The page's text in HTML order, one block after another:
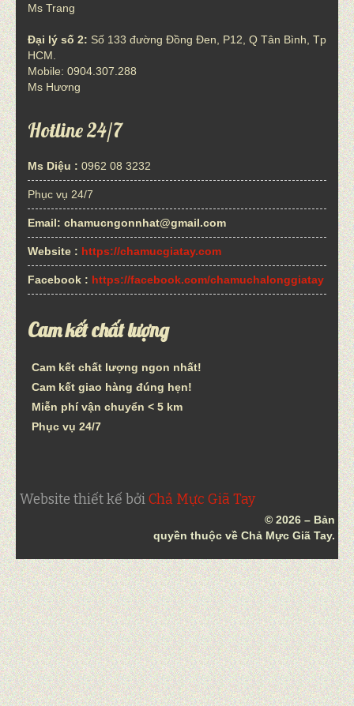
Ms Trang
Đại lý số 2: Số 133 đường Đồng Đen, P12, Q Tân Bình, Tp
HCM.
Mobile: 0904.307.288
Ms Hương
Hotline 24/7
Ms Diệu : 0962 08 3232
Phục vụ 24/7
Email: chamucngonnhat@gmail.com
Website : https://chamucgiatay.com
Facebook : https://facebook.com/chamuchalonggiatay
Cam kết chất lượng
Cam kết chất lượng ngon nhất!
Cam kết giao hàng đúng hẹn!
Miễn phí vận chuyển < 5 km
Phục vụ 24/7
Website thiết kế bởiChả Mực Giã Tay
© 2026 – Bản
quyền thuộc về Chả Mực Giã Tay.